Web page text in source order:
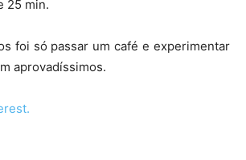
25 min.
foi só passar um café e experimentar
aprovadíssimos.